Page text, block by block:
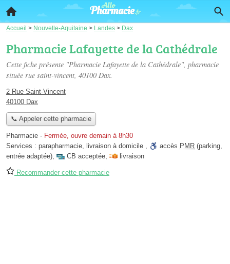
Accueil > Nouvelle-Aquitaine > Landes > Dax
Pharmacie Lafayette de la Cathédrale
Cette fiche présente "Pharmacie Lafayette de la Cathédrale", pharmacie
située rue saint-vincent, 40100 Dax.
2 Rue Saint-Vincent
40100 Dax
📞 Appeler cette pharmacie
Pharmacie - Fermée, ouvre demain à 8h30
Services : parapharmacie, livraison à domicile , accès PMR (parking,
entrée adaptée), CB acceptée, livraison
Recommander cette pharmacie